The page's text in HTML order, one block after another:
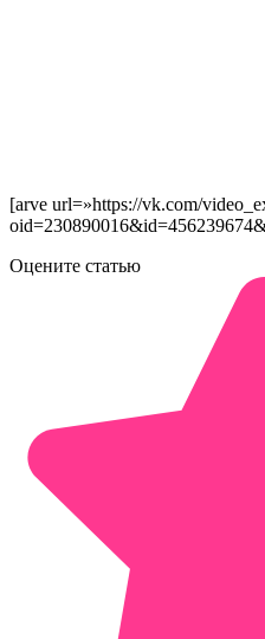
[arve url=»https://vk.com/
Оцените статью